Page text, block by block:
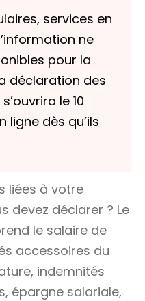
services en
ne
pour la
déclaration des
le 10
ligne dès qu’ils
liées à votre
devez déclarer ? Le
le salaire de
accessoires du
indemnités
épargne salariale,